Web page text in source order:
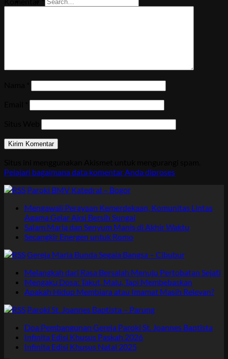
Pelajari bagaimana data komentar Anda diproses
Paroki BMV Katedral – Bogor
Mengawali Perayaan Kemerdekaan, Komunitas Lintas
Agama Gelar Aksi Bersih Sungai
Salam Maria dan Senyum Manis di Akhir Waktu
Secangkir Energen untuk Romo
Gereja Maria Bunda Segala Bangsa – Cibubur
Melangkah dari Rasa Bersalah Menuju Pertobatan Sejati
Mengaku Dosa: Takut, Malu, Tapi Membebaskan
Apakah Hidup Membiara atau Imamat Masih Relevan?
Paroki St. Joannes Baptista – Parung
Doa Pembangunan Gereja Paroki St. Joannes Baptista
Infinita Edisi Khusus Paskah 2026
Infinita Edisi Khusus Natal 2025